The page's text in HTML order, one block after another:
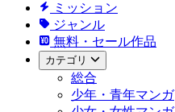
ミッション
ジャンル
無料・セール作品
カテゴリ
総合
少年・青年マンガ